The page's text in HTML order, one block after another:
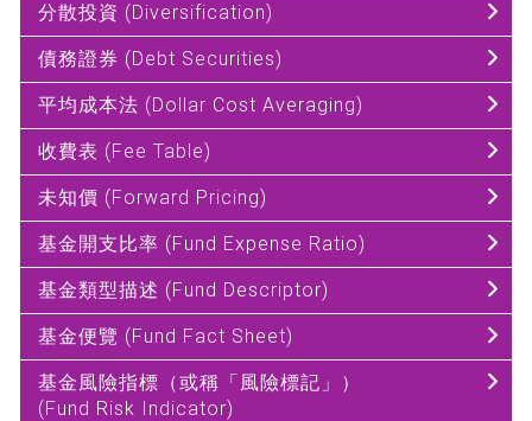
分散投資 (Diversification)
債務證券 (Debt Securities)
平均成本法 (Dollar Cost Averaging)
收費表 (Fee Table)
未知價 (Forward Pricing)
基金開支比率 (Fund Expense Ratio)
基金類型描述 (Fund Descriptor)
基金便覽 (Fund Fact Sheet)
基金風險指標（或稱「風險標記」）
(Fund Risk Indicator)